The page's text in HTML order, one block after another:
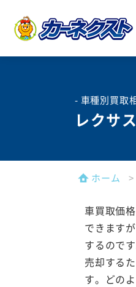
- 車種別買取
レクサ
ホーム
車買取価
できます
するので
売却する
す。どの